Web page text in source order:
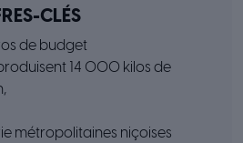
CLÉS
de budget
14 000 kilos de
métropolitaines niçoises